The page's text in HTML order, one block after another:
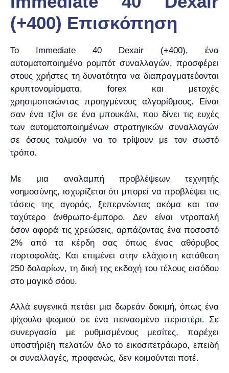
(+400) Επισκόπηση
Το Immediate 40 Dexair (+400), ένα
αυτοματοποιημένο ρομπότ συναλλαγών, προσφέρει
στους χρήστες τη δυνατότητα να διαπραγματεύονται
κρυπτονομίσματα, forex και μετοχές
χρησιμοποιώντας προηγμένους αλγορίθμους. Είναι
σαν ένα τζίνι σε ένα μπουκάλι, που δίνει τις ευχές
των αυτοματοποιημένων στρατηγικών συναλλαγών
σε όσους τολμούν να το τρίψουν με τον σωστό
τρόπο.
Με μια αναλαμπή προβλέψεων τεχνητής
νοημοσύνης, ισχυρίζεται ότι μπορεί να προβλέψει τις
τάσεις της αγοράς, ξεπερνώντας ακόμα και τον
ταχύτερο άνθρωπο-έμπορο. Δεν είναι ντροπαλή
όσον αφορά τις χρεώσεις, αρπάζοντας ένα ποσοστό
2% από τα κέρδη σας όπως ένας αθόρυβος
πορτοφολάς. Και επιμένει στην ελάχιστη κατάθεση
250 δολαρίων, τη δική της εκδοχή του τέλους εισόδου
στο μαγικό σόου.
Αλλά ευγενικά πετάει μια δωρεάν δοκιμή, όπως ένα
ψίχουλο ψωμιού σε ένα πεινασμένο περιστέρι. Σε
συνεργασία με ρυθμισμένους μεσίτες, παρέχει
υποστήριξη πελατών όλο το εικοσιτετράωρο, επειδή
οι συναλλαγές, προφανώς, δεν κοιμούνται ποτέ.